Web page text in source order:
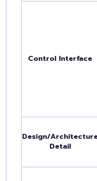
Control Interface
Design/
Detail